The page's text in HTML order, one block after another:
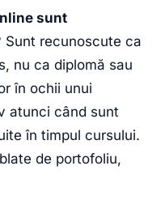
sunt
Sunt recunoscute ca
nu ca diplomă sau
în ochii unui
atunci când sunt
în timpul cursului.
de portofoliu,